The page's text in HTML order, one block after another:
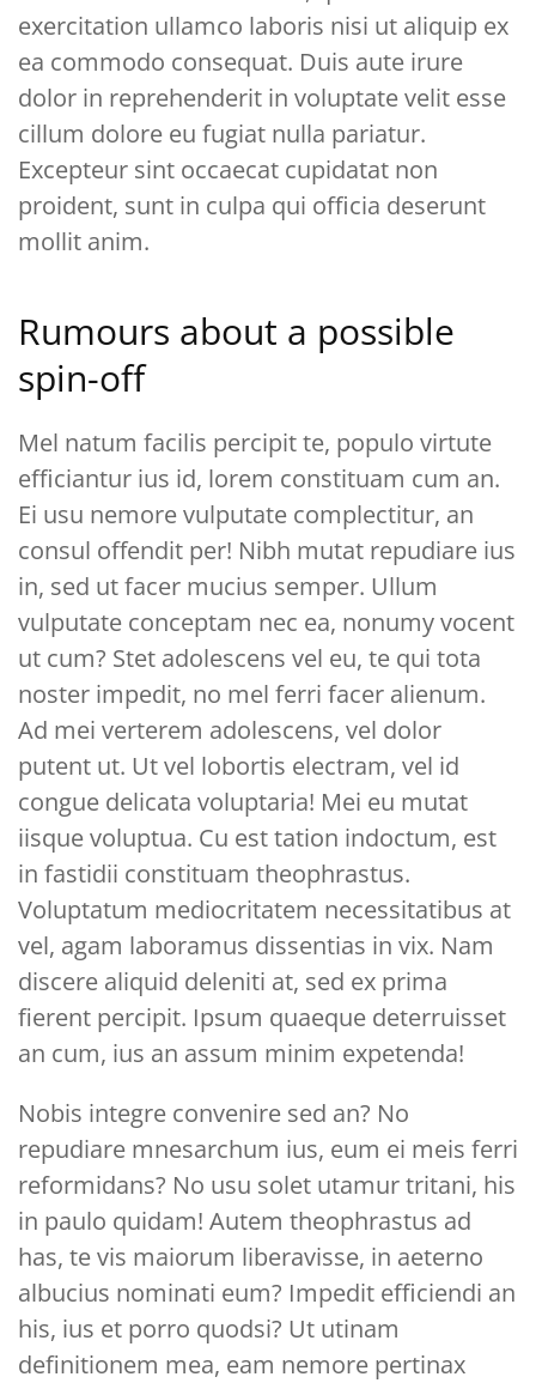
exercitation ullamco laboris nisi ut aliquip ex
ea commodo consequat. Duis aute irure
dolor in reprehenderit in voluptate velit esse
cillum dolore eu fugiat nulla pariatur.
Excepteur sint occaecat cupidatat non
proident, sunt in culpa qui officia deserunt
mollit anim.
Rumours about a possible
spin-off
Mel natum facilis percipit te, populo virtute
efficiantur ius id, lorem constituam cum an.
Ei usu nemore vulputate complectitur, an
consul offendit per! Nibh mutat repudiare ius
in, sed ut facer mucius semper. Ullum
vulputate conceptam nec ea, nonumy vocent
ut cum? Stet adolescens vel eu, te qui tota
noster impedit, no mel ferri facer alienum.
Ad mei verterem adolescens, vel dolor
putent ut. Ut vel lobortis electram, vel id
congue delicata voluptaria! Mei eu mutat
iisque voluptua. Cu est tation indoctum, est
in fastidii constituam theophrastus.
Voluptatum mediocritatem necessitatibus at
vel, agam laboramus dissentias in vix. Nam
discere aliquid deleniti at, sed ex prima
fierent percipit. Ipsum quaeque deterruisset
an cum, ius an assum minim expetenda!
Nobis integre convenire sed an? No
repudiare mnesarchum ius, eum ei meis ferri
reformidans? No usu solet utamur tritani, his
in paulo quidam! Autem theophrastus ad
has, te vis maiorum liberavisse, in aeterno
albucius nominati eum? Impedit efficiendi an
his, ius et porro quodsi? Ut utinam
definitionem mea, eam nemore pertinax